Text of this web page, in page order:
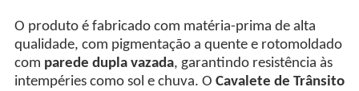
O produto é fabricado com matéria-prima de alta
qualidade, com pigmentação a quente e rotomoldado
com parede dupla vazada, garantindo resistência às
intempéries como sol e chuva. O Cavalete de Trânsito